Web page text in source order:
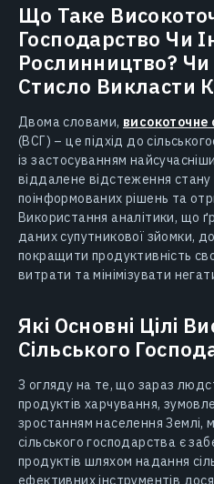
Що Таке
Господарство Чи
Рослинництво?
Стисло Викласти
Двома словами, високоточне
(ВСГ) – це підхід до
із застосуванням
віддалене відстеження стану
поінформованих рішень та
Використання аналітики, що
даних супутникової зйомки,
покращити продуктивність
витрати та мінімізувати
Які Основні Цілі
Сільського
З огляду на те, що зараз
продуктів харчування,
зростанням населення Землі,
сільського господарства є
продуктів шляхом надання
ефективних інструментів